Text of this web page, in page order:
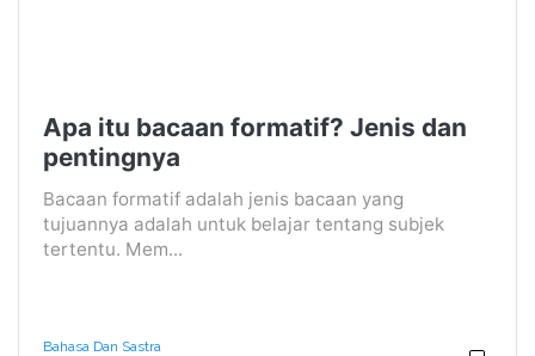
Apa itu bacaan formatif? Jenis dan
pentingnya
Bacaan formatif adalah jenis bacaan yang
tujuannya adalah untuk belajar tentang subjek
tertentu. Mem...
Bahasa Dan Sastra